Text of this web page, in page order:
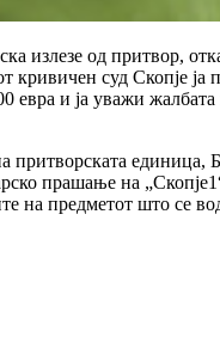
излезе од притвор,
кривичен суд Скопје ја
евра и ја уважи жалбата
единица,
прашање на
на предметот што се